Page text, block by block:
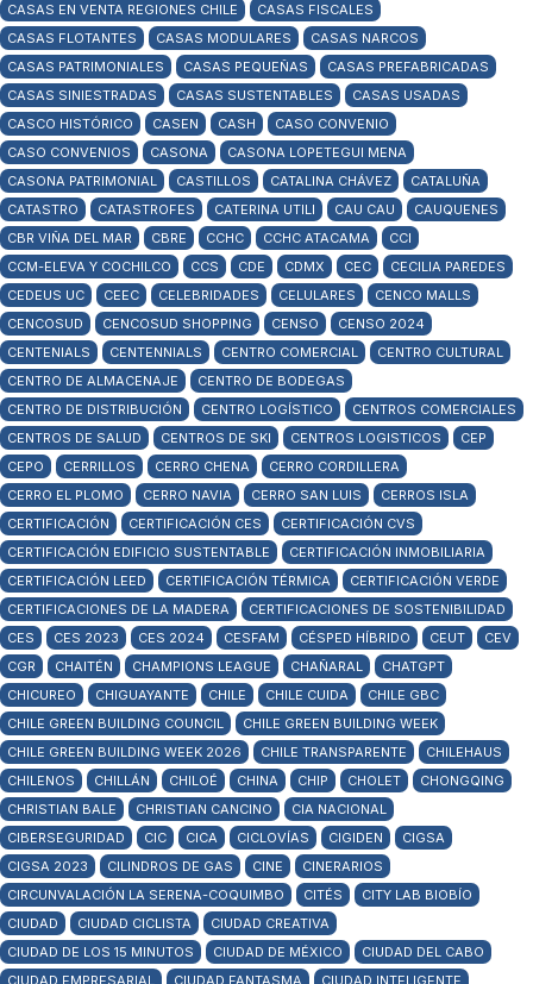
CASAS EN VENTA REGIONES CHILE
CASAS FISCALES
CASAS FLOTANTES
CASAS MODULARES
CASAS NARCOS
CASAS PATRIMONIALES
CASAS PEQUEÑAS
CASAS PREFABRICADAS
CASAS SINIESTRADAS
CASAS SUSTENTABLES
CASAS USADAS
CASCO HISTÓRICO
CASEN CASH
CASO CONVENIO
CASO CONVENIOS
CASONA
CASONA LOPETEGUI MENA
CASONA PATRIMONIAL
CASTILLOS CATALINA CHÁVEZ
CATALUÑA
CATASTRO
CATASTROFES CATERINA UTILI CAU CAU
CAUQUENES
CBR VIÑA DEL MAR
CBRE CCHC CCHC ATACAMA
CCI
CCM-ELEVA Y COCHILCO
CCS CDE CDMX CEC
CECILIA PAREDES
CEDEUS UC
CEEC CELEBRIDADES CELULARES
CENCO MALLS
CENCOSUD
CENCOSUD SHOPPING CENSO
CENSO 2024
CENTENIALS
CENTENNIALS CENTRO COMERCIAL
CENTRO CULTURAL
CENTRO DE ALMACENAJE
CENTRO DE BODEGAS
CENTRO DE DISTRIBUCIÓN
CENTRO LOGÍSTICO
CENTROS COMERCIALES
CENTROS DE SALUD
CENTROS DE SKI CENTROS LOGISTICOS
CEP
CEPO
CERRILLOS CERRO CHENA
CERRO CORDILLERA
CERRO EL PLOMO
CERRO NAVIA CERRO SAN LUIS
CERROS ISLA
CERTIFICACIÓN
CERTIFICACIÓN CES
CERTIFICACIÓN CVS
CERTIFICACIÓN EDIFICIO SUSTENTABLE
CERTIFICACIÓN INMOBILIARIA
CERTIFICACIÓN LEED
CERTIFICACIÓN TÉRMICA
CERTIFICACIÓN VERDE
CERTIFICACIONES DE LA MADERA
CERTIFICACIONES DE SOSTENIBILIDAD
CES
CES 2023 CES 2024 CESFAM CÉSPED HÍBRIDO CEUT
CEV
CGR
CHAITÉN CHAMPIONS LEAGUE CHAÑARAL
CHATGPT
CHICUREO
CHIGUAYANTE CHILE CHILE CUIDA
CHILE GBC
CHILE GREEN BUILDING COUNCIL
CHILE GREEN BUILDING WEEK
CHILE GREEN BUILDING WEEK 2026
CHILE TRANSPARENTE
CHILEHAUS
CHILENOS
CHILLÁN CHILOÉ CHINA CHIP CHOLET
CHONGQING
CHRISTIAN BALE
CHRISTIAN CANCINO
CIA NACIONAL
CIBERSEGURIDAD
CIC CICA CICLOVÍAS CIGIDEN
CIGSA
CIGSA 2023
CILINDROS DE GAS CINE
CINERARIOS
CIRCUNVALACIÓN LA SERENA-COQUIMBO
CITÉS
CITY LAB BIOBÍO
CIUDAD
CIUDAD CICLISTA
CIUDAD CREATIVA
CIUDAD DE LOS 15 MINUTOS
CIUDAD DE MÉXICO
CIUDAD DEL CABO